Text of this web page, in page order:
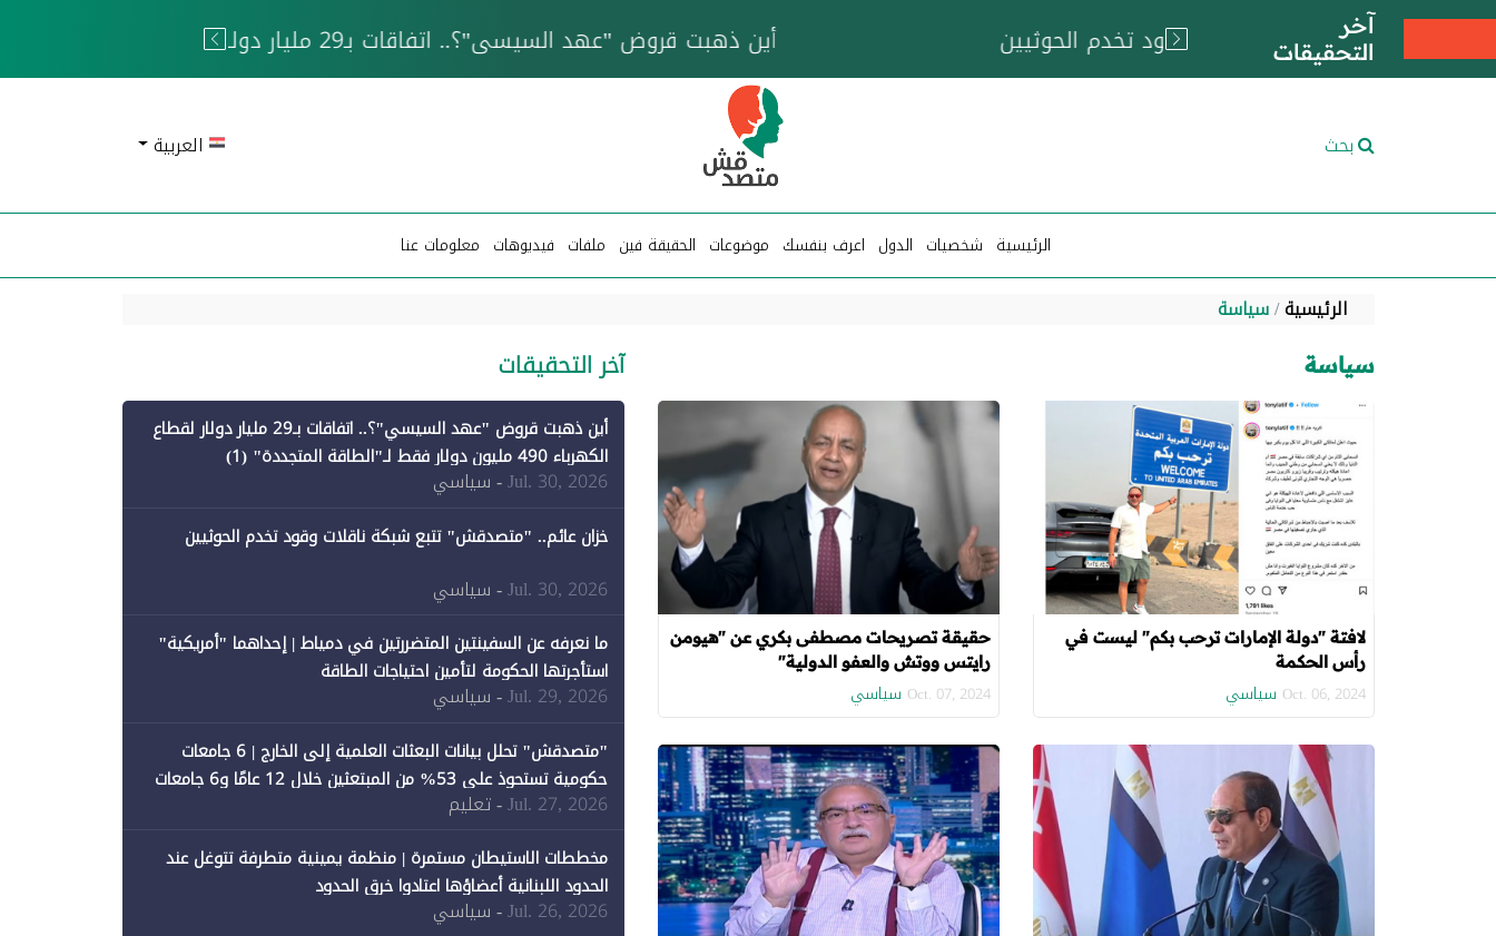
آخر
التحقيقات
خزان عائم.. "متصدقش" تتبع شبكة ناقلات وقود تخدم الحوثيين
بحث العربية
الرئيسية شخصيات الدول اعرف بنفسك موضوعات الحقيقة فين ملفات فيديوهات معلومات عنا
الرئيسية سياسة
سياسة
لافتة "دولة الإمارات ترحب بكم" ليست في
رأس الحكمة
Oct. 06, 2024 سياسي
حقيقة تصريحات مصطفى بكري عن "هيومن
رايتس ووتش والعفو الدولية"
Oct. 07, 2024 سياسي
آخر التحقيقات
أين ذهبت قروض "عهد السيسي"؟.. اتفاقات بـ29 مليار دولار لقطاع
الكهرباء 490 مليون دولار فقط لـ"الطاقة المتجددة" (1)
Jul. 30, 2026- سياسي
خزان عائم.. "متصدقش" تتبع شبكة ناقلات وقود تخدم الحوثيين
Jul. 30, 2026- سياسي
ما نعرفه عن السفينتين المتضررتين في دمياط | إحداهما "أمريكية"
استأجرتها الحكومة لتأمين احتياجات الطاقة
Jul. 29, 2026- سياسي
"متصدقش" تحلل بيانات البعثات العلمية إلى الخارج | 6 جامعات
حكومية تستحوذ على 53% من المبتعثين خلال 12 عامًا و6 جامعات
كان نصيبها 1% فقط
Jul. 27, 2026- تعليم
مخططات الاستيطان مستمرة | منظمة يمينية متطرفة تتوغل عند
الحدود اللبنانية أعضاؤها اعتادوا خرق الحدود
Jul. 26, 2026- سياسي